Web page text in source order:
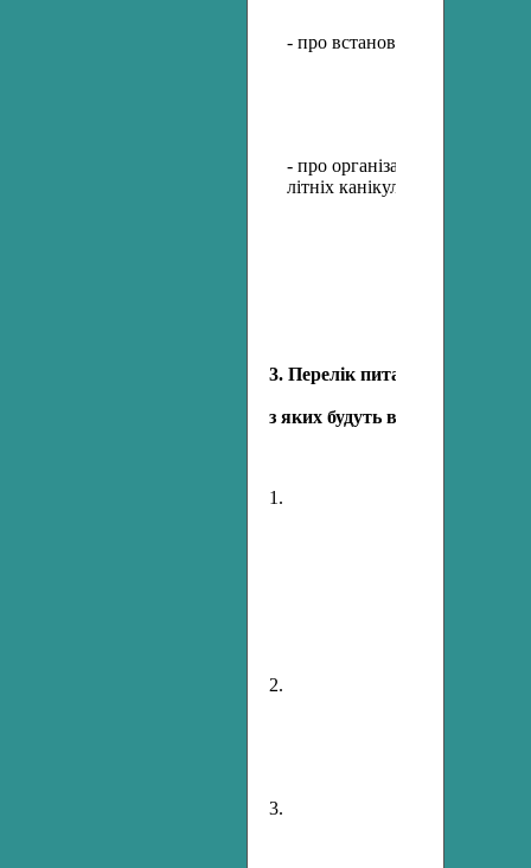
- про встановлення та
- про організацію
літніх канікул
3. Перелік питань, що не
з яких будуть видані
1.
2.
3.